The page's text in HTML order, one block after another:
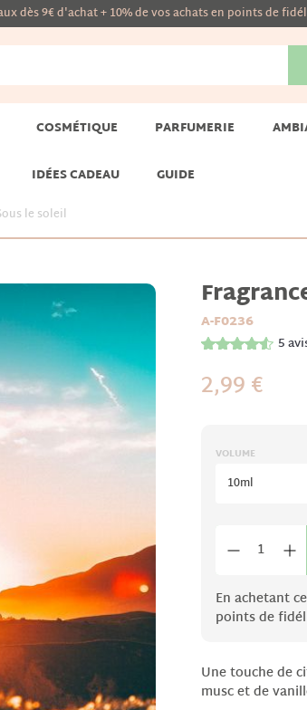
dès 9€ d'achat + 10% de vos achats en points de
COSMÉTIQUE PARFUMERIE
IDÉES CADEAU GUIDE
le soleil
A-F0236
5
2,99 €
VOLUME
10ml
En achetant
points de
Une touche de
musc et de